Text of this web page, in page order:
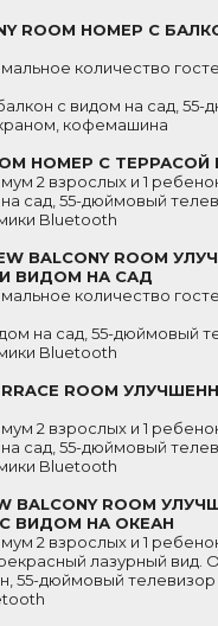
ROOM НОМЕР С
количество
с видом на сад, 55-
кофемашина
НОМЕР С
2 взрослых и 1
сад, 55-дюймовый
Bluetooth
BALCONY ROOM
ВИДОМ НА САД
количество
на сад, 55-дюймовый
Bluetooth
ROOM
2 взрослых и 1
сад, 55-дюймовый
Bluetooth
BALCONY ROOM
ВИДОМ НА ОКЕАН
2 взрослых и 1
лазурный вид.
55-дюймовый